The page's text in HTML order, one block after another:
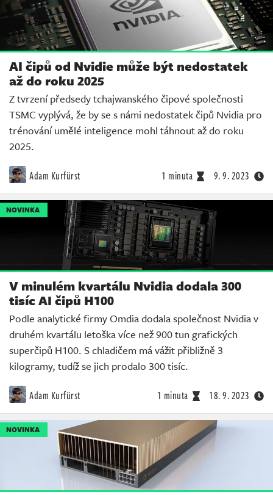
AI čipů od Nvidie může být nedostatek
až do roku 2025
Z tvrzení předsedy tchajwanského čipové společnosti
TSMC vyplývá, že by se s námi nedostatek čipů Nvidia pro
trénování umělé inteligence mohl táhnout až do roku
2025.
Adam Kurfürst 1 minuta 9. 9. 2023
NOVINKA
V minulém kvartálu Nvidia dodala 300
tisíc AI čipů H100
Podle analytické firmy Omdia dodala společnost Nvidia v
druhém kvartálu letoška více než 900 tun grafických
superčipů H100. S chladičem má vážit přibližně 3
kilogramy, tudíž se jich prodalo 300 tisíc.
Adam Kurfürst 1 minuta 18. 9. 2023
NOVINKA